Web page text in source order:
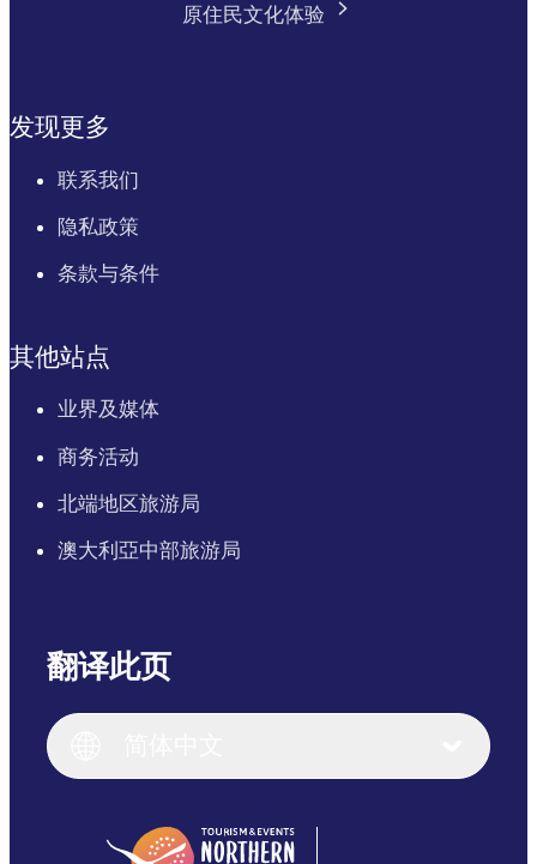
原住民文化体验
发现更多
联系我们
隐私政策
条款与条件
其他站点
业界及媒体
商务活动
北端地区旅游局
澳大利亞中部旅游局
翻译此页
English (US)
English
(Singapore)